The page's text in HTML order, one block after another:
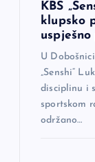
KBS
klupsko
U
„Senshi“
disciplinu i
sportskom
održano…